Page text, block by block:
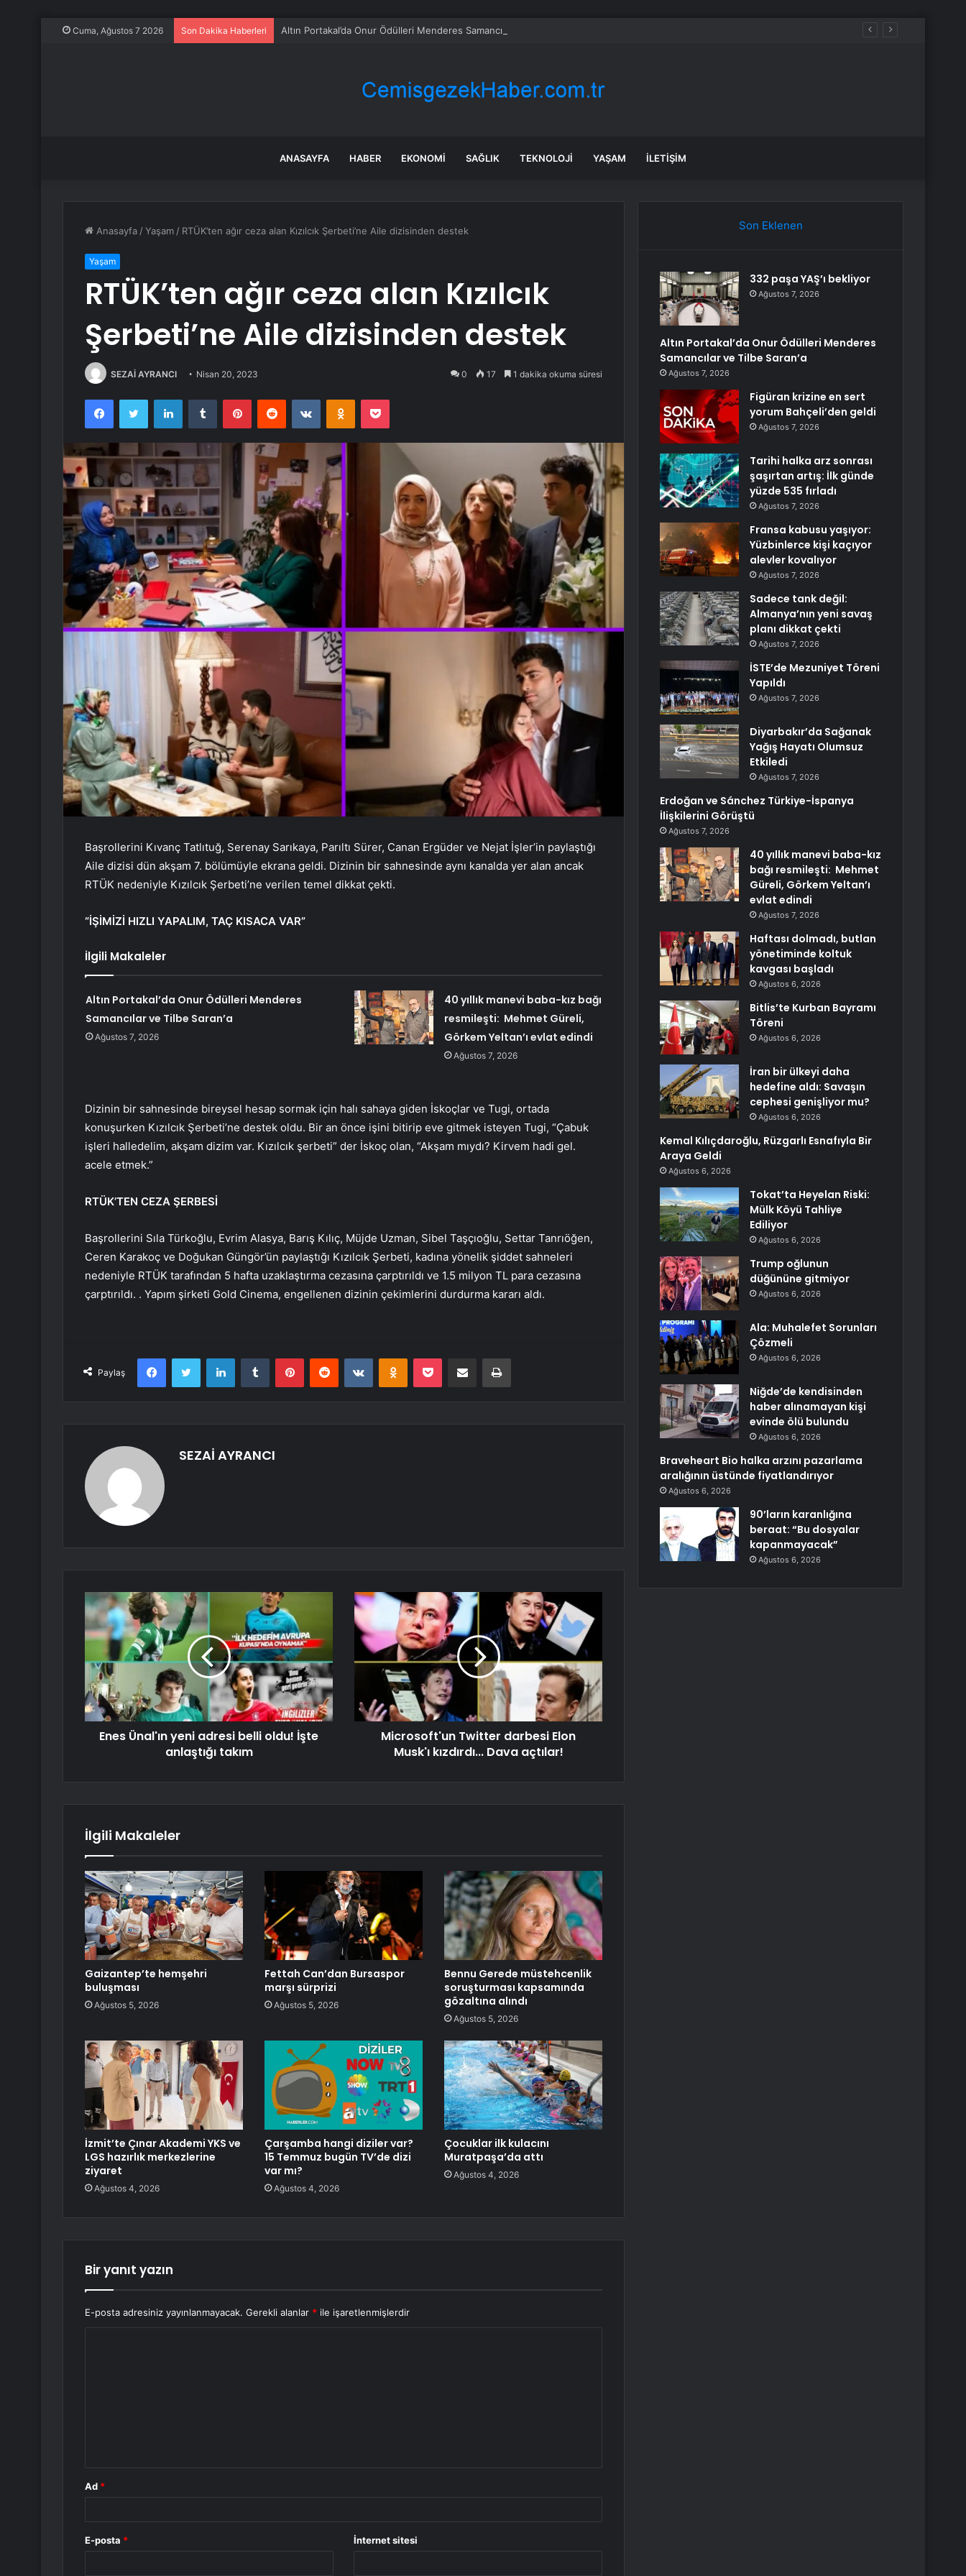
Cuma, Ağustos 7 2026 Son Dakika Haberleri Altın Portakal’da Onur Ödülleri Menderes Samancılar ve Tilbe Saran’a
ANASAYFA HABER EKONOMI SAĞLIK TEKNOLOJI YAŞAM İLETIŞIM
Anasayfa /Yaşam / RTÜK’ten ağır ceza alan Kızılcık Şerbeti’ne Aile dizisinden destek
Yaşam
RTÜK’ten ağır ceza alan Kızılcık
Şerbeti’ne Aile dizisinden destek
SEZAİ AYRANCI Nisan 20, 2023 0 17 1 dakika okuma süresi
FacebookTwitter LinkedInTumblr PinterestReddit VKontakteOdnoklassniki
Pocket
Başrollerini Kıvanç Tatlıtuğ, Serenay Sarıkaya, Parıltı Sürer, Canan Ergüder ve Nejat İşler’in paylaştığı
Aile dizisi dün akşam 7. bölümüyle ekrana geldi. Dizinin bir sahnesinde aynı kanalda yer alan ancak
RTÜK nedeniyle Kızılcık Şerbeti’ne verilen temel dikkat çekti.
“İŞİMİZİ HIZLI YAPALIM, TAÇ KISACA VAR”
İlgili Makaleler
Altın Portakal’da Onur Ödülleri Menderes
Samancılar ve Tilbe Saran’a
Ağustos 7, 2026
40 yıllık manevi baba-kız bağı
resmileşti: Mehmet Güreli,
Görkem Yeltan’ı evlat edindi
Ağustos 7, 2026
Dizinin bir sahnesinde bireysel hesap sormak için halı sahaya giden İskoçlar ve Tugi, ortada
konuşurken Kızılcık Şerbeti’ne destek oldu. Bir an önce işini bitirip eve gitmek isteyen Tugi, “Çabuk
işleri halledelim, akşam dizim var. Kızılcık şerbeti” der İskoç olan, “Akşam mıydı? Kirvem hadi gel.
acele etmek.”
RTÜK’TEN CEZA ŞERBESİ
Başrollerini Sıla Türkoğlu, Evrim Alasya, Barış Kılıç, Müjde Uzman, Sibel Taşçıoğlu, Settar Tanrıöğen,
Ceren Karakoç ve Doğukan Güngör’ün paylaştığı Kızılcık Şerbeti, kadına yönelik şiddet sahneleri
nedeniyle RTÜK tarafından 5 hafta uzaklaştırma cezasına çarptırıldı ve 1.5 milyon TL para cezasına
çarptırıldı. . Yapım şirketi Gold Cinema, engellenen dizinin çekimlerini durdurma kararı aldı.
Paylaş
FacebookTwitter LinkedInTumblr PinterestReddit VKontakteOdnoklassniki
Pocket E-Posta ile paylaş Yazdır
SEZAİ AYRANCI
Enes Ünal'ın yeni adresi belli oldu! İşte
anlaştığı takım
Microsoft'un Twitter darbesi Elon
Musk'ı kızdırdı... Dava açtılar!
İlgili Makaleler
Gaizantep’te hemşehri
buluşması
Ağustos 5, 2026
Fettah Can’dan Bursaspor
marşı sürprizi
Ağustos 5, 2026
Bennu Gerede müstehcenlik
soruşturması kapsamında
gözaltına alındı
Ağustos 5, 2026
İzmit’te Çınar Akademi YKS ve
LGS hazırlık merkezlerine
ziyaret
Ağustos 4, 2026
Çarşamba hangi diziler var?
15 Temmuz bugün TV’de dizi
var mı?
Ağustos 4, 2026
Çocuklar ilk kulacını
Muratpaşa’da attı
Ağustos 4, 2026
Bir yanıt yazın
E-posta adresiniz yayınlanmayacak. Gerekli alanlar * ile işaretlenmişlerdir
Ad *
E-posta * İnternet sitesi
Son Eklenen
332 paşa YAŞ’ı bekliyor
Ağustos 7, 2026
Altın Portakal’da Onur Ödülleri Menderes
Samancılar ve Tilbe Saran’a
Ağustos 7, 2026
Figüran krizine en sert
yorum Bahçeli’den geldi
Ağustos 7, 2026
Tarihi halka arz sonrası
şaşırtan artış: İlk günde
yüzde 535 fırladı
Ağustos 7, 2026
Fransa kabusu yaşıyor:
Yüzbinlerce kişi kaçıyor
alevler kovalıyor
Ağustos 7, 2026
Sadece tank değil:
Almanya’nın yeni savaş
planı dikkat çekti
Ağustos 7, 2026
İSTE’de Mezuniyet Töreni
Yapıldı
Ağustos 7, 2026
Diyarbakır’da Sağanak
Yağış Hayatı Olumsuz
Etkiledi
Ağustos 7, 2026
Erdoğan ve Sánchez Türkiye-İspanya
İlişkilerini Görüştü
Ağustos 7, 2026
40 yıllık manevi baba-kız
bağı resmileşti: Mehmet
Güreli, Görkem Yeltan’ı
evlat edindi
Ağustos 7, 2026
Haftası dolmadı, butlan
yönetiminde koltuk
kavgası başladı
Ağustos 6, 2026
Bitlis’te Kurban Bayramı
Töreni
Ağustos 6, 2026
İran bir ülkeyi daha
hedefine aldı: Savaşın
cephesi genişliyor mu?
Ağustos 6, 2026
Kemal Kılıçdaroğlu, Rüzgarlı Esnafıyla Bir
Araya Geldi
Ağustos 6, 2026
Tokat’ta Heyelan Riski:
Mülk Köyü Tahliye
Ediliyor
Ağustos 6, 2026
Trump oğlunun
düğününe gitmiyor
Ağustos 6, 2026
Ala: Muhalefet Sorunları
Çözmeli
Ağustos 6, 2026
Niğde’de kendisinden
haber alınamayan kişi
evinde ölü bulundu
Ağustos 6, 2026
Braveheart Bio halka arzını pazarlama
aralığının üstünde fiyatlandırıyor
Ağustos 6, 2026
90’ların karanlığına
beraat: “Bu dosyalar
kapanmayacak”
Ağustos 6, 2026